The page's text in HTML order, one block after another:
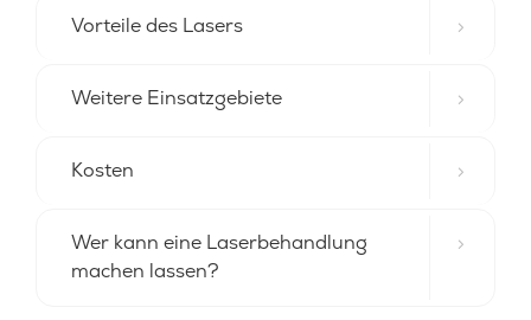
Vorteile des Lasers
Weitere Einsatzgebiete
Kosten
Wer kann eine Laserbehandlung
machen lassen?